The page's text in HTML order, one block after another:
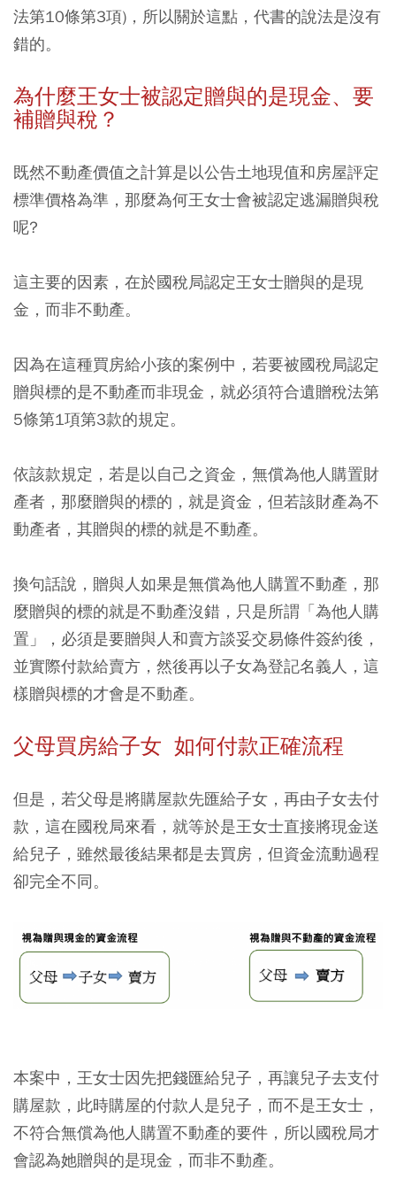
法第10條第3項)，所以關於這點，代書的說法是沒有
錯的。
為什麼王女士被認定贈與的是現金、要
補贈與稅？
既然不動產價值之計算是以公告土地現值和房屋評定
標準價格為準，那麼為何王女士會被認定逃漏贈與稅
呢?
這主要的因素，在於國稅局認定王女士贈與的是現
金，而非不動產。
因為在這種買房給小孩的案例中，若要被國稅局認定
贈與標的是不動產而非現金，就必須符合遺贈稅法第
5條第1項第3款的規定。
依該款規定， 若是以自己之資金，無償為他人購置財
產者，那麼贈與的標的，就是資金，但若該財產為不
動產者，其贈與的標的就是不動產。
換句話說，贈與人如果是無償為他人購置不動產，那
麼贈與的標的就是不動產沒錯，只是所謂「為他人購
置」，必須是要贈與人和賣方談妥交易條件簽約後，
並實際付款給賣方，然後再以子女為登記名義人，這
樣贈與標的才會是不動產。
父母買房給子女 如何付款正確流程
但是，若父母是將購屋款先匯給子女，再由子女去付
款，這在國稅局來看，就等於是王女士直接將現金送
給兒子，雖然最後結果都是去買房，但資金流動過程
卻完全不同。
本案中，王女士因先把錢匯給兒子，再讓兒子去支付
購屋款，此時購屋的付款人是兒子，而不是王女士，
不符合無償為他人購置不動產的要件，所以國稅局才
會認為她贈與的是現金，而非不動產。